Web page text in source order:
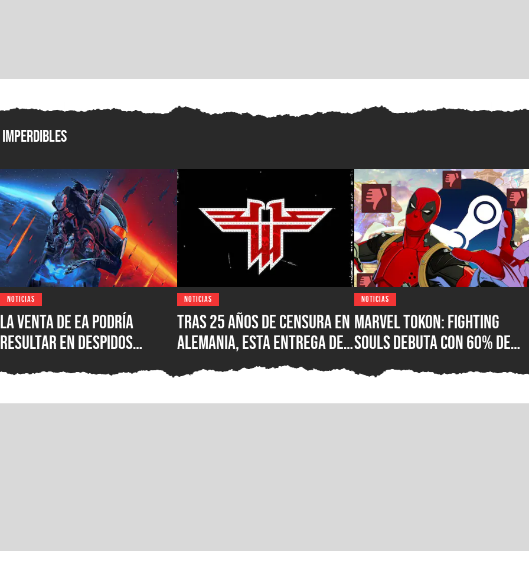
Imperdibles
NOTICIAS
La venta de EA podría
resultar en despidos
señalan fuentes
NOTICIAS
Tras 25 años de censura en
Alemania, esta entrega de
Wolfenstein por fin está
disponible en su versión
original en PC para Steam,
NOTICIAS
Marvel Tokon: Fighting
Souls debuta con 60% de
Steam, ¿qué está mal con
nuevo juego de lucha de